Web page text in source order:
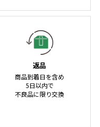
返品
商品到着日を含め
5日以内で
不良品に限り交換